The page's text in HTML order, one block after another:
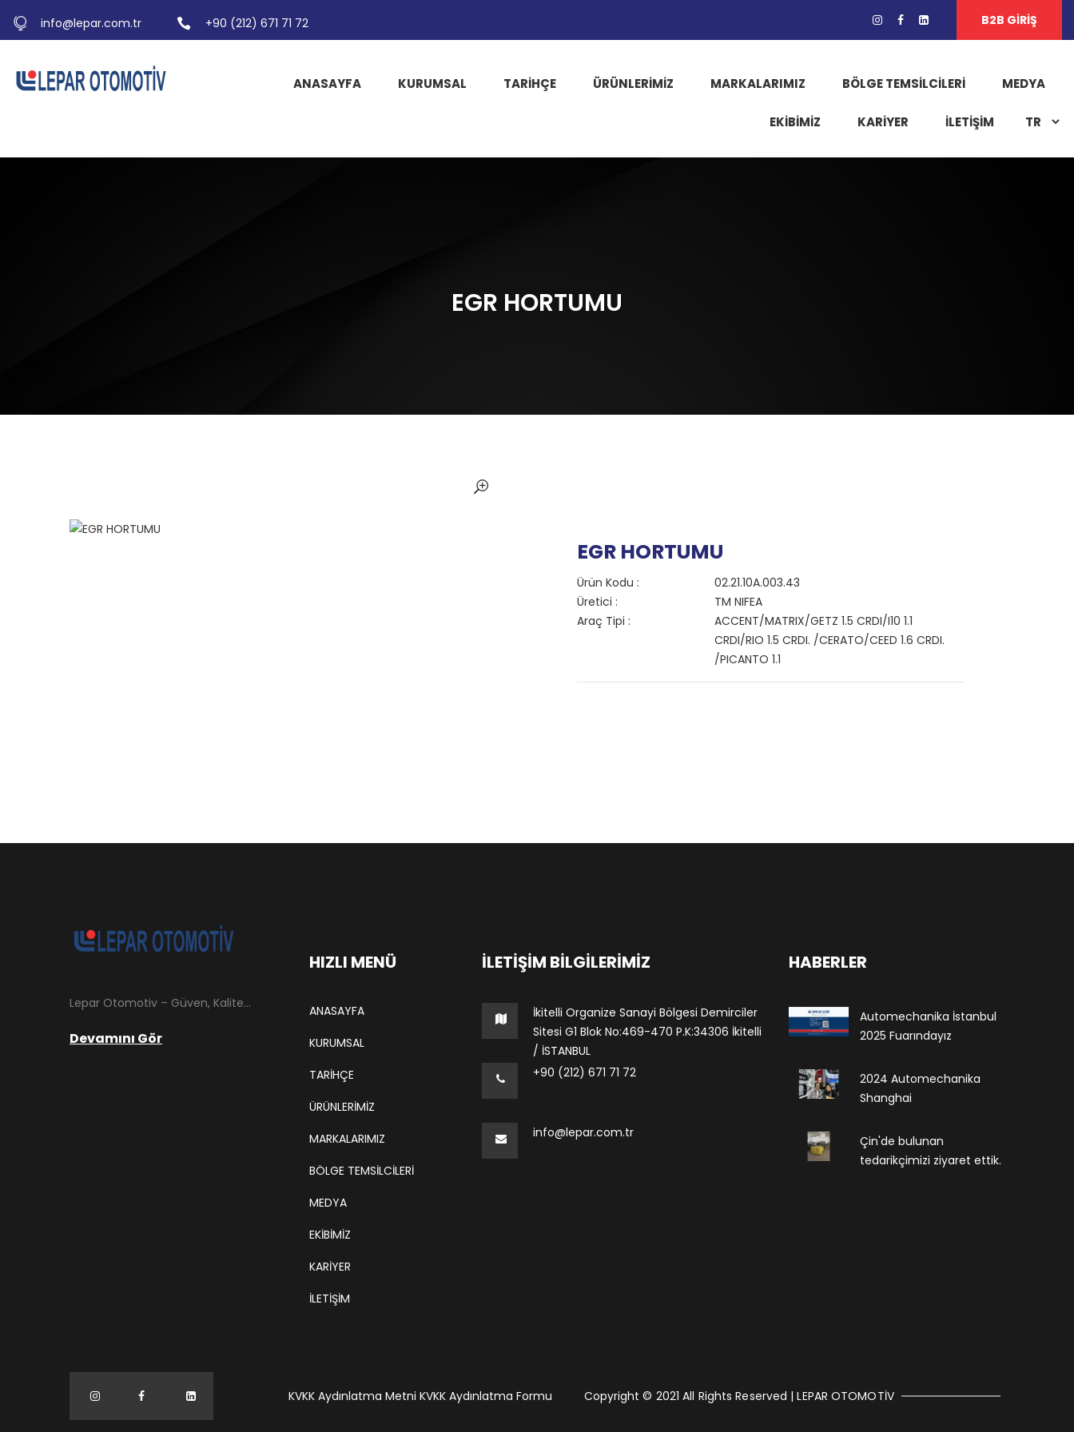
info@lepar.com.tr +90 (212) 671 71 72 B2B GİRİŞ
ANASAYFA KURUMSAL TARIHÇE ÜRÜNLERİMİZ MARKALARIMIZ BÖLGE TEMSILCILERI MEDYA
EKIBIMIZ KARIYER İLETİŞİM
EGR HORTUMU
EGR HORTUMU
Ürün Kodu :
02.21.10A.003.43
Üretici :
TM NIFEA
Araç Tipi :
ACCENT/MATRIX/GETZ 1.5 CRDI/I10 1.1
CRDI/RIO 1.5 CRDI. /CERATO/CEED 1.6 CRDI.
/PICANTO 1.1
Lepar Otomotiv – Güven, Kalite ve İstikrarın Adresi Lepar Otomotiv, Türkiye’nin otomotiv yedek parça sektöründe köklü bir geçmişe sahip, yenilikçi ve öncü firmalarından biridir. 1966 yılında Hüsnü Leblebici tarafından Tokat’ta mütevazı bir girişim olarak kurulan firmamız, ilk etapta Ford kamyonları, Ford Otosan minibüsleri ve Anadol marka araçların ünite ve yedek parçalarının satışını gerçekleştirerek sektöre adım atmıştır.
Devamını Gör
HIZLI MENÜ
ANASAYFA
KURUMSAL
TARIHÇE
ÜRÜNLERİMİZ
MARKALARIMIZ
BÖLGE TEMSILCILERI
MEDYA
EKIBIMIZ
KARIYER
İLETİŞİM
İLETIŞIM BILGILERIMIZ
İkitelli Organize Sanayi Bölgesi Demirciler
Sitesi G1 Blok No:469-470 P.K:34306 İkitelli
/ İSTANBUL
+90 (212) 671 71 72
info@lepar.com.tr
HABERLER
Automechanika İstanbul
2025 Fuarındayız
2024 Automechanika
Shanghai
Çin'de bulunan
tedarikçimizi ziyaret ettik.
Copyright © 2021 All Rights Reserved | LEPAR OTOMOTİV
KVKK Aydınlatma Metni KVKK Aydınlatma Formu